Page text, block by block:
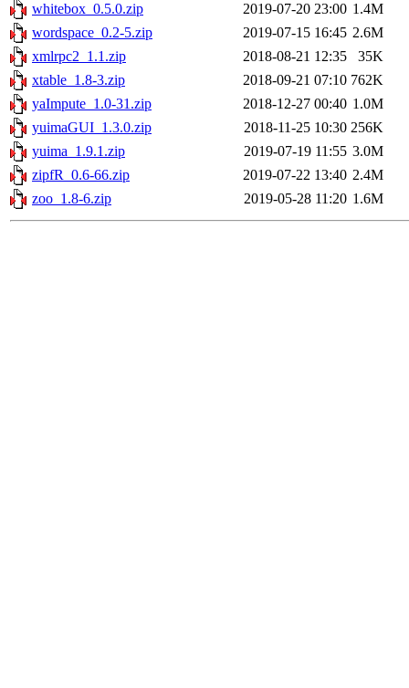
whitebox_0.5.0.zip
2019-07-20 23:00 1.4M
wordspace_0.2-5.zip
2019-07-15 16:45 2.6M
xmlrpc2_1.1.zip
2018-08-21 12:35
35K
xtable_1.8-3.zip
2018-09-21 07:10 762K
yaImpute_1.0-31.zip
2018-12-27 00:40 1.0M
yuimaGUI_1.3.0.zip
2018-11-25 10:30 256K
yuima_1.9.1.zip
2019-07-19 11:55 3.0M
zipfR_0.6-66.zip
2019-07-22 13:40 2.4M
zoo_1.8-6.zip
2019-05-28 11:20 1.6M